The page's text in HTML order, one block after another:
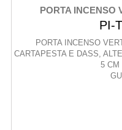
PORTA INCENSO
PI-
PORTA INCENSO
CARTAPESTA E DASS,
5 CM